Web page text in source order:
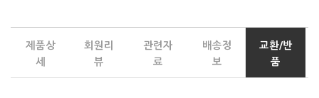
제품상
세
회원리
뷰
관련자
료
배송정
보
교환/반
품